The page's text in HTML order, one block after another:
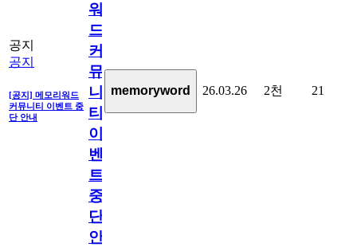
공지
공지
[공지] 메모리워드
커뮤니티 이벤트 중
단 안내
워
드
커
뮤
니
티
이
벤
트
중
단
안
memoryword 26.03.26 2천 21